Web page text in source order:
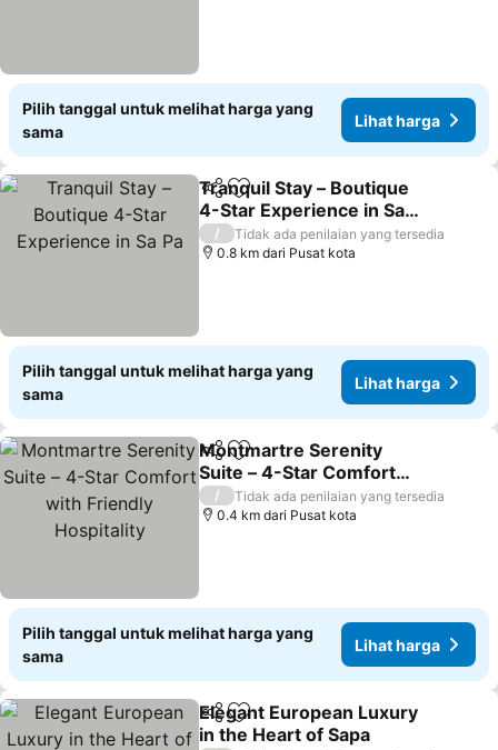
Pilih tanggal untuk melihat harga yang
sama
Lihat harga
BagikanTambahkan ke favorit
Tranquil Stay – Boutique
4-Star Experience in Sa
Pa/
Tidak ada penilaian yang tersedia
0.8 km dari Pusat kota
Pilih tanggal untuk melihat harga yang
sama
Lihat harga
BagikanTambahkan ke favorit
Montmartre Serenity
Suite – 4-Star Comfort
with Friendly Hospitality
/
Tidak ada penilaian yang tersedia
0.4 km dari Pusat kota
Pilih tanggal untuk melihat harga yang
sama
Lihat harga
BagikanTambahkan ke favorit
Elegant European Luxury
in the Heart of Sapa